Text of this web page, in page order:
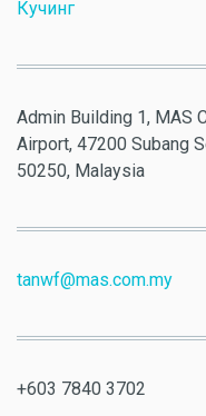
Кучинг
Admin Building 1, MAS
Airport, 47200 Subang
50250, Malaysia
tanwf@mas.com.my
+603 7840 3702